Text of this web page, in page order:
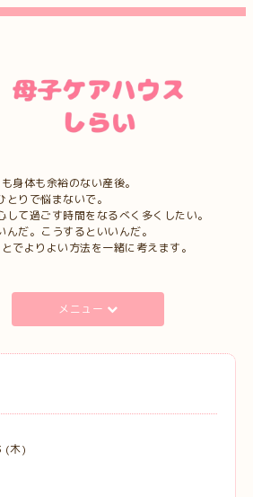
身体も余裕のない産後。
とりで悩まないで。
して過ごす時間をなるべく多くしたい。
んだ。こうするといいんだ。
でよりよい方法を一緒に考えます。
メニュー
(木)